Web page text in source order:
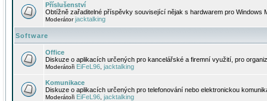
Příslušenství
Obtížně zařaditelné příspěvky související nějak s hardwarem pro Windows
Moderátorjacktalking
Software
Office
Diskuze o aplikacích určených pro kancelářské a firemní využití, pro
Moderátoři EiFeL96 jacktalking
Komunikace
Diskuze o aplikacích určených pro telefonování nebo elektronickou
Moderátoři EiFeL96 jacktalking